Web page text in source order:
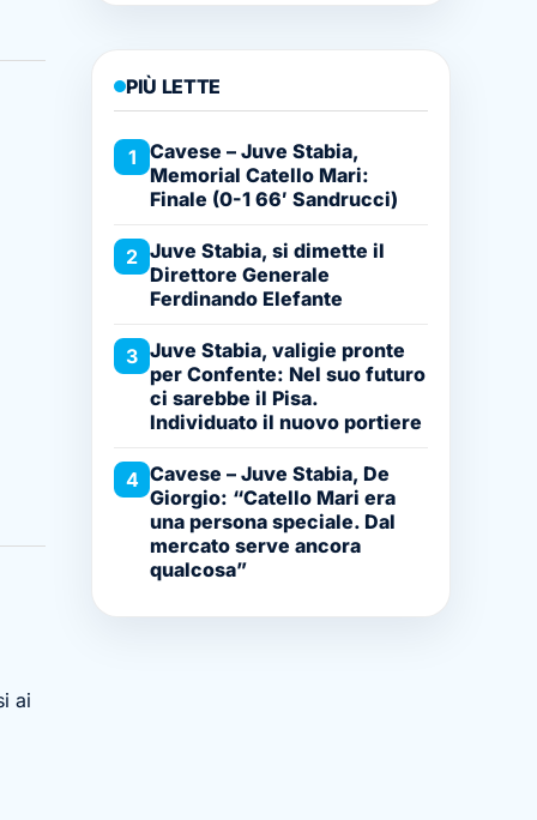
ai
PIÙ LETTE
1 Cavese – Juve Stabia,
Memorial Catello Mari:
Finale (0-1 66′ Sandrucci)
2 Juve Stabia, si dimette il
Direttore Generale
Ferdinando Elefante
3 Juve Stabia, valigie pronte
per Confente: Nel suo futuro
ci sarebbe il Pisa.
Individuato il nuovo portiere
4 Cavese – Juve Stabia, De
Giorgio: “Catello Mari era
una persona speciale. Dal
mercato serve ancora
qualcosa”